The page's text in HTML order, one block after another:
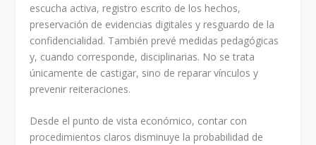
escucha activa, registro escrito de los hechos,
preservación de evidencias digitales y resguardo de la
confidencialidad. También prevé medidas pedagógicas
y, cuando corresponde, disciplinarias. No se trata
únicamente de castigar, sino de reparar vínculos y
prevenir reiteraciones.
Desde el punto de vista económico, contar con
procedimientos claros disminuye la probabilidad de